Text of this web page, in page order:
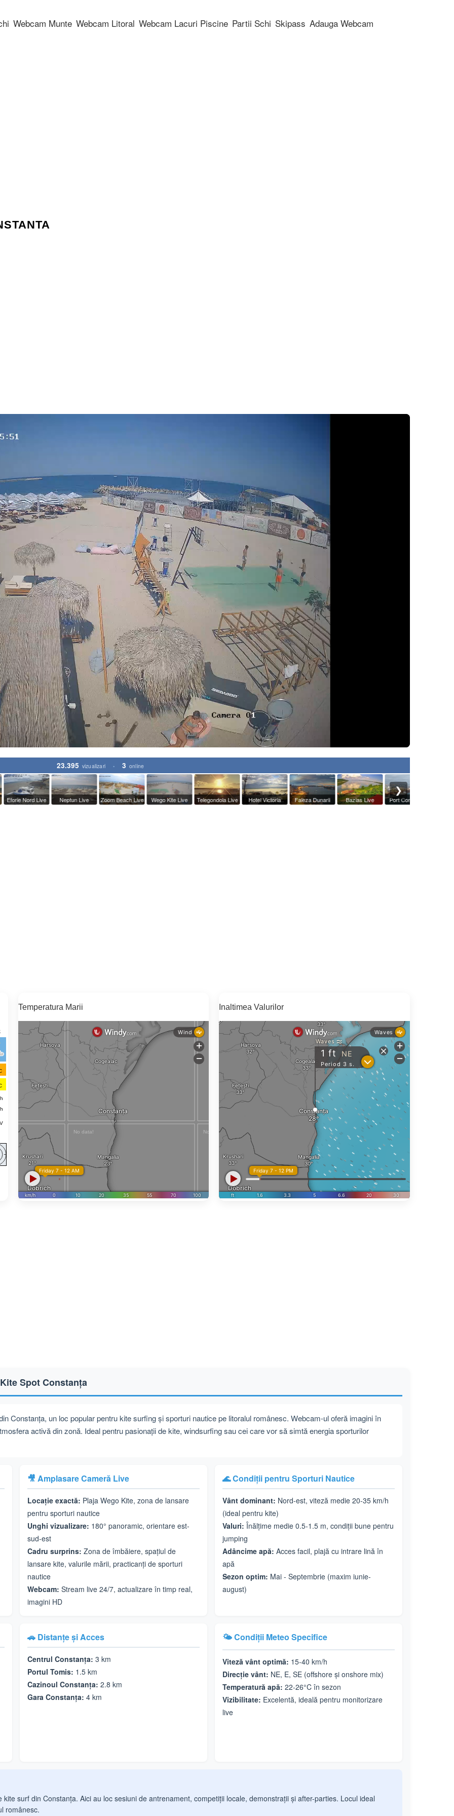
Webcam Munte Webcam Litoral Webcam Lacuri Piscine Partii Schi Skipass Adauga Webcam
23.395 vizualizari • 3 online
Nord Live Neptun Live Zoom Beach Live Wego Kite Live Telegondola Live Hotel Victoria Faleza Dunarii Bazias Live Port Constanta
❯
Temperatura Marii Inaltimea Valurilor
Spot Constanța
Constanța, un loc popular pentru kite surfing și sporturi nautice pe litoralul românesc. Webcam-ul oferă imagini în
activă din zonă. Ideal pentru pasionații de kite, windsurfing sau cei care vor să simtă energia sporturilor
🎥 Amplasare Cameră Live
Locație exactă: Plaja Wego Kite, zona de lansare
pentru sporturi nautice
Unghi vizualizare: 180° panoramic, orientare est-
sud-est
Cadru surprins: Zona de îmbăiere, spațiul de
lansare kite, valurile mării, practicanți de sporturi
nautice
Webcam: Stream live 24/7, actualizare în timp real,
imagini HD
🌊 Condiții pentru Sporturi Nautice
Vânt dominant: Nord-est, viteză medie 20-35 km/h
(ideal pentru kite)
Valuri: Înălțime medie 0.5-1.5 m, condiții bune pentru
jumping
Adâncime apă: Acces facil, plajă cu intrare lină în
apă
Sezon optim: Mai - Septembrie (maxim iunie-
august)
🚗 Distanțe și Acces
Centrul Constanța: 3 km
Portul Tomis: 1.5 km
Cazinoul Constanța: 2.8 km
Gara Constanța: 4 km
🌤️ Condiții Meteo Specifice
Viteză vânt optimă: 15-40 km/h
Direcție vânt: NE, E, SE (offshore și onshore mix)
Temperatură apă: 22-26°C în sezon
Vizibilitate: Excelentă, ideală pentru monitorizare
live
surf din Constanța. Aici au loc sesiuni de antrenament, competiții locale, demonstrații și after-parties. Locul ideal
românesc.